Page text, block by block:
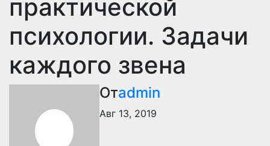
практической
психологии. Задачи
каждого звена
Отadmin
Авг 13, 2019